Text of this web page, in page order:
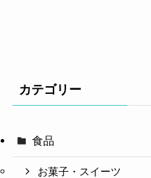
カテゴリー
食品
お菓子・スイーツ